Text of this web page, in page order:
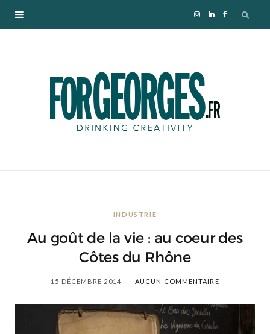
I
s
m
L
k
INDUSTRIE
Au goût de la vie : au coeur des
Côtes du Rhône
15 DÉCEMBRE 2014 AUCUN COMMENTAIRE